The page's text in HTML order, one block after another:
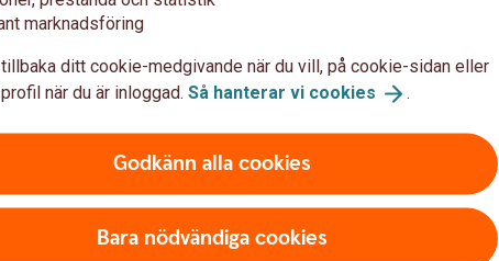
ett enkelt,snabbtoch säkert
marknadsföring
tillbaka ditt cookie-medgivande när du vill, på cookie-sidan eller
när du är inloggad. Så hanterar vi cookies .
Godkänn alla cookies
Bara nödvändiga cookies